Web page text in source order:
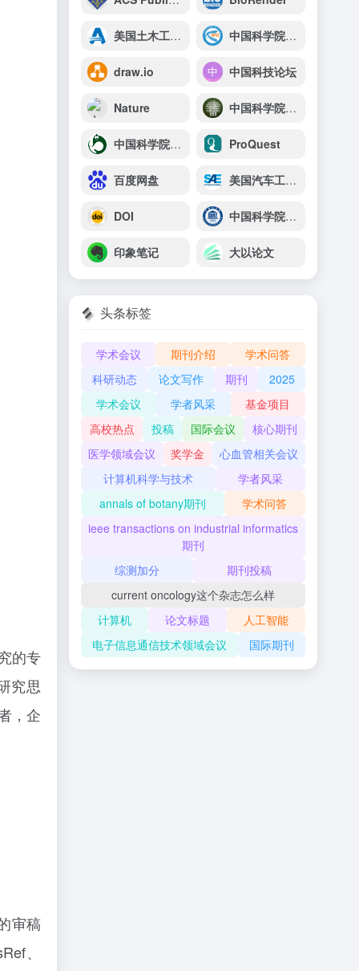
的专
究思
，企
审稿
、
美国土木工程师协会（ASCE） 中国科学院理化技术研究所
draw.io 中国科技论坛
Nature 中国科学院西双版纳热带植物园
中国科学院昆明动物研究所 ProQuest
百度网盘 美国汽车工程师学会（SAE）
DOI 中国科学院深圳先进技术研究院
印象笔记 大以论文
头条标签
学术会议 期刊介绍
学术问答
科研动态
论文写作 期刊
2025
学术会议
学者风采
基金项目
高校热点
投稿 国际会议
核心期刊
医学领域会议
奖学金
心血管相关会议
计算机科学与技术
学者风采
annals of botany期刊
学术问答
ieee transactions on industrial informatics
期刊
综测加分
期刊投稿
current oncology这个杂志怎么样
计算机
论文标题
人工智能
电子信息通信技术领域会议
国际期刊